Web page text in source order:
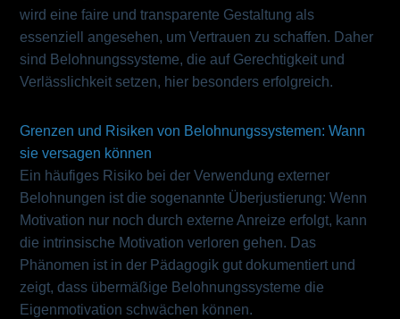
wird eine faire und transparente Gestaltung als
essenziell angesehen, um Vertrauen zu schaffen. Daher
sind Belohnungssysteme, die auf Gerechtigkeit und
Verlässlichkeit setzen, hier besonders erfolgreich.
Grenzen und Risiken von Belohnungssystemen: Wann
sie versagen können
Ein häufiges Risiko bei der Verwendung externer
Belohnungen ist die sogenannte Überjustierung: Wenn
Motivation nur noch durch externe Anreize erfolgt, kann
die intrinsische Motivation verloren gehen. Das
Phänomen ist in der Pädagogik gut dokumentiert und
zeigt, dass übermäßige Belohnungssysteme die
Eigenmotivation schwächen können.